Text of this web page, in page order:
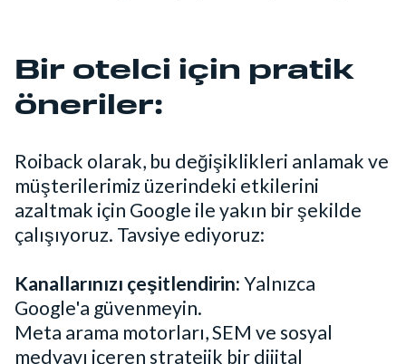
Bir otelci için pratik
öneriler:
Roiback olarak, bu değişiklikleri anlamak ve
müşterilerimiz üzerindeki etkilerini
azaltmak için Google ile yakın bir şekilde
çalışıyoruz. Tavsiye ediyoruz:
Kanallarınızı çeşitlendirin:Yalnızca
Google'a güvenmeyin.
Meta arama motorları, SEM ve sosyal
medyayı içeren stratejik bir dijital